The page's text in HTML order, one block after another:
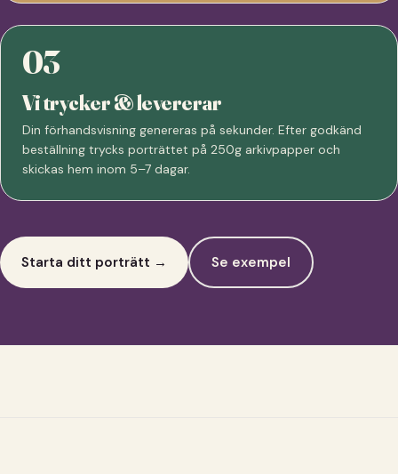
03
Vi trycker & levererar
Din förhandsvisning genereras på sekunder. Efter godkänd
beställning trycks porträttet på 250g arkivpapper och
skickas hem inom 5–7 dagar.
Starta ditt porträtt → Se exempel